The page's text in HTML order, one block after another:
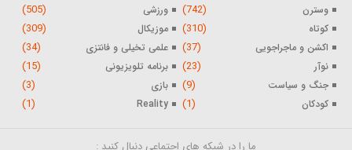
وسترن (742) ورزشی (505)
کوتاه (310) موزیکال (309)
اکشن و ماجراجویی (37) علمی تخیلی و فانتزی (34)
نوآر (23) برنامه تلویزیونی (15)
جنگ و سیاست (9) بازی (3)
کودکان (1)
Reality
(1)
ما را در شبکه های اجتماعی دنبال کنید :